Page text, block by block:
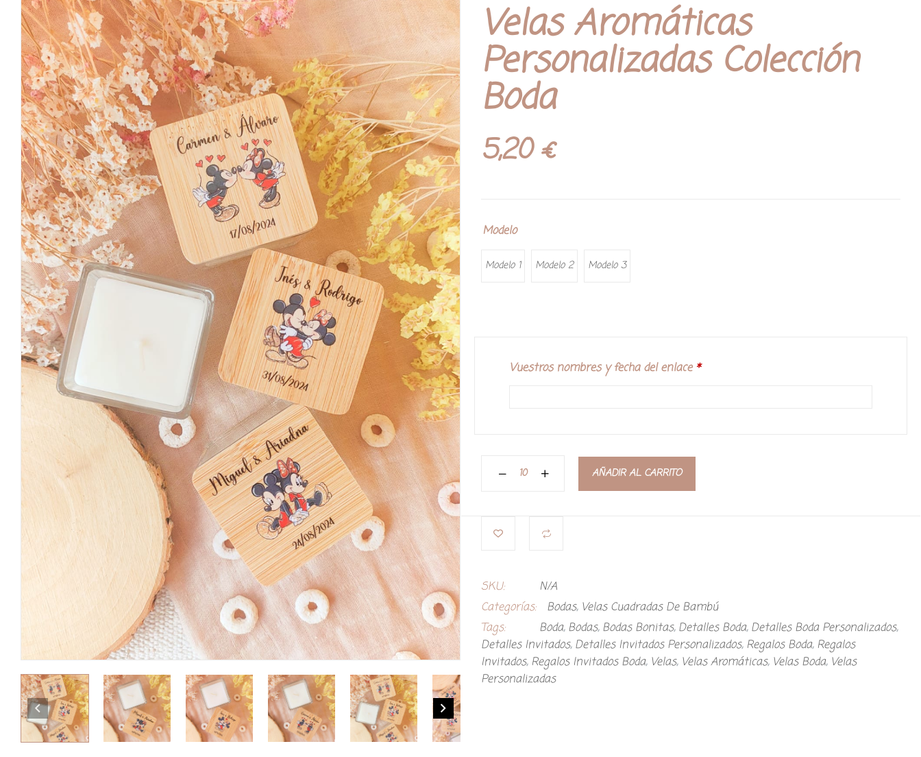
5.00
de 5 en
base a
valoración de
un cliente
Velas Aromáticas
Personalizadas Colección
Boda
5,20€
Modelo
Modelo 1 Modelo 2 Modelo 3
Vuestros nombres y fecha del enlace *
AÑADIR AL CARRITO
SKU:
N/A
Categorías:
Bodas, Velas Cuadradas De Bambú
Tags:
Boda, Bodas, Bodas Bonitas, Detalles Boda, Detalles Boda Personalizados,
Detalles Invitados, Detalles Invitados Personalizados, Regalos Boda, Regalos
Invitados, Regalos Invitados Boda, Velas, Velas Aromáticas, Velas Boda, Velas
Personalizadas